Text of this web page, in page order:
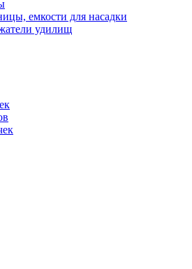
емкости для насадки
удилищ